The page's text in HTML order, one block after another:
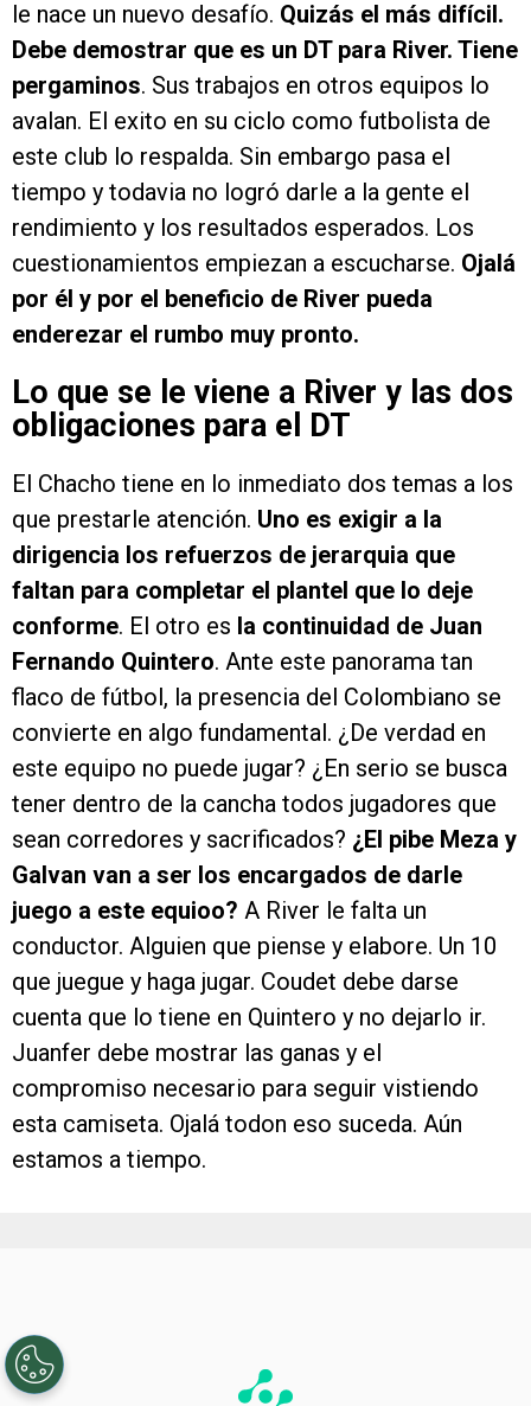
le nace un nuevo desafío. Quizás el más difícil.
Debe demostrar que es un DT para River. Tiene
pergaminos. Sus trabajos en otros equipos lo
avalan. El exito en su ciclo como futbolista de
este club lo respalda. Sin embargo pasa el
tiempo y todavia no logró darle a la gente el
rendimiento y los resultados esperados. Los
cuestionamientos empiezan a escucharse. Ojalá
por él y por el beneficio de River pueda
enderezar el rumbo muy pronto.
Lo que se le viene a River y las dos
obligaciones para el DT
El Chacho tiene en lo inmediato dos temas a los
que prestarle atención. Uno es exigir a la
dirigencia los refuerzos de jerarquia que
faltan para completar el plantel que lo deje
conforme. El otro es la continuidad de Juan
Fernando Quintero. Ante este panorama tan
flaco de fútbol, la presencia del Colombiano se
convierte en algo fundamental. ¿De verdad en
este equipo no puede jugar? ¿En serio se busca
tener dentro de la cancha todos jugadores que
sean corredores y sacrificados? ¿El pibe Meza y
Galvan van a ser los encargados de darle
juego a este equioo? A River le falta un
conductor. Alguien que piense y elabore. Un 10
que juegue y haga jugar. Coudet debe darse
cuenta que lo tiene en Quintero y no dejarlo ir.
Juanfer debe mostrar las ganas y el
compromiso necesario para seguir vistiendo
esta camiseta. Ojalá todon eso suceda. Aún
estamos a tiempo.